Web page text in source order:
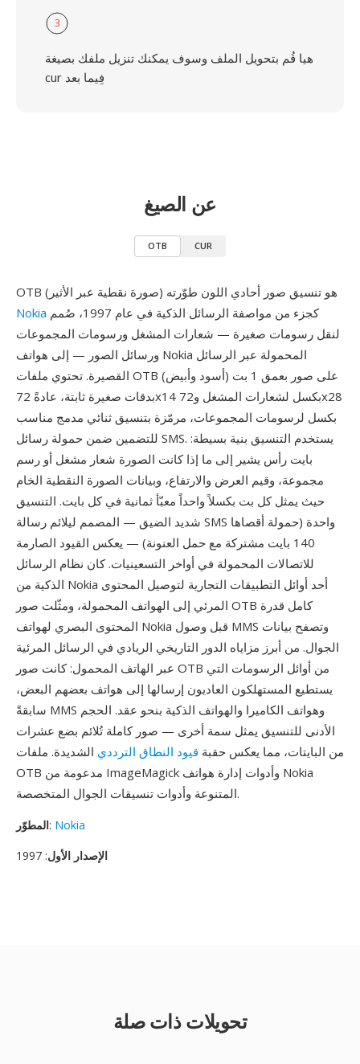
3
هيا قُم بتحويل الملف وسوف يمكنك تنزيل ملفك بصيغة
cur فِيما بعد
عن الصيغ
OTB CUR
OTB (صورة نقطية عبر الأثير) هو تنسيق صور أحادي اللون طوّرته
Nokia
لنقل رسومات صغيرة — شعارات المشغل ورسومات المجموعات
ورسائل الصور — إلى هواتف Nokia المحمولة عبر الرسائل
القصيرة. تحتوي ملفات OTB على صور بعمق 1 بت (أسود وأبيض)
بدقات صغيرة ثابتة، عادةً 72x14 بكسل لشعارات المشغل و72x28
بكسل لرسومات المجموعات، مرمّزة بتنسيق ثنائي مدمج مناسب
للتضمين ضمن حمولة رسائل SMS. يستخدم التنسيق بنية بسيطة:
بايت رأس يشير إلى ما إذا كانت الصورة شعار مشغل أو رسم
مجموعة، وقيم العرض والارتفاع، وبيانات الصورة النقطية الخام
حيث يمثل كل بت بكسلاً واحداً معبّأ ثمانية في كل بايت. التنسيق
شديد الضيق — المصمم ليلائم رسالة SMS واحدة (حمولة أقصاها
140 بايت مشتركة مع حمل العنونة) — يعكس القيود الصارمة
للاتصالات المحمولة في أواخر التسعينيات. كان نظام الرسائل
الذكية من Nokia أحد أوائل التطبيقات التجارية لتوصيل المحتوى
المرئي إلى الهواتف المحمولة، ومثّلت صور OTB كامل قدرة
المحتوى البصري لهواتف Nokia قبل وصول MMS وتصفح بيانات
الجوال. من أبرز مزاياه الدور التاريخي الريادي في الرسائل المرئية
عبر الهاتف المحمول: كانت صور OTB من أوائل الرسومات التي
يستطيع المستهلكون العاديون إرسالها إلى هواتف بعضهم البعض،
سابقةً MMS وهواتف الكاميرا والهواتف الذكية بنحو عقد. الحجم
الأدنى للتنسيق يمثل سمة أخرى — صور كاملة تُلائم بضع عشرات
من البايتات، مما يعكس حقبة قيود النطاق الترددي الشديدة. ملفات
OTB مدعومة من ImageMagick وأدوات إدارة هواتف Nokia
المتنوعة وأدوات تنسيقات الجوال المتخصصة.
المطوّر: Nokia
الإصدار الأول: 1997
تحويلات ذات صلة